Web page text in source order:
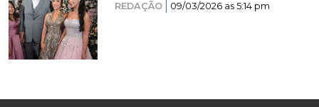
REDAÇÃO 09/03/2026 as 5:14 pm